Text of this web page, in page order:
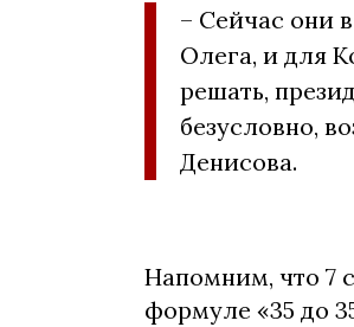
– Сейчас они
Олега, и для
решать,
безусловно,
Денисова.
Напомним, что 7
формуле «35 до